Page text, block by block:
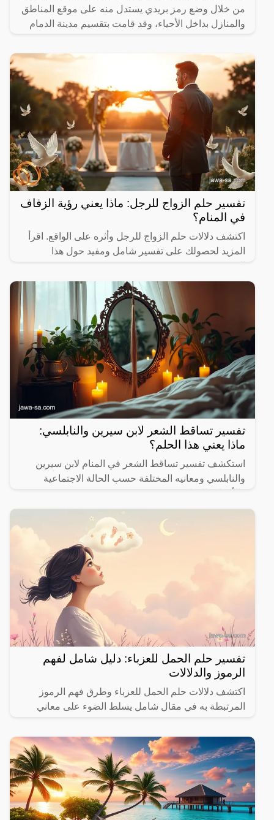
من خلال وضع رمز بريدي يستدل منه على موقع المناطق
والمنازل بداخل الأحياء، وقد قامت بتقسيم مدينة الدمام
تفسير حلم الزواج للرجل: ماذا يعني رؤية الزفاف
في المنام؟
اكتشف دلالات حلم الزواج للرجل وأثره على الواقع. اقرأ
المزيد لحصولك على تفسير شامل ومفيد حول هذا
تفسير تساقط الشعر لابن سيرين والنابلسي:
ماذا يعني هذا الحلم؟
استكشف تفسير تساقط الشعر في المنام لابن سيرين
والنابلسي ومعانيه المختلفة حسب الحالة الاجتماعية
تفسير حلم الحمل للعزباء: دليل شامل لفهم
الرموز والدلالات
اكتشف دلالات حلم الحمل للعزباء وطرق فهم الرموز
المرتبطة به في مقال شامل يسلط الضوء على معاني